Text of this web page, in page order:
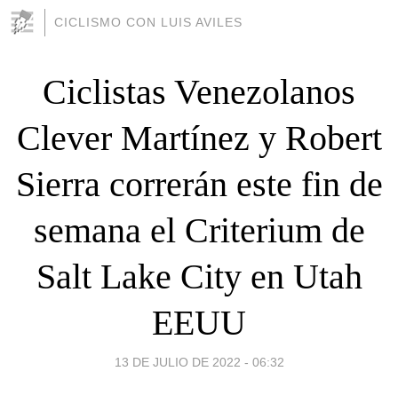
CICLISMO CON LUIS AVILES
Ciclistas Venezolanos
Clever Martínez y Robert
Sierra correrán este fin de
semana el Criterium de
Salt Lake City en Utah
EEUU
13 DE JULIO DE 2022 - 06:32